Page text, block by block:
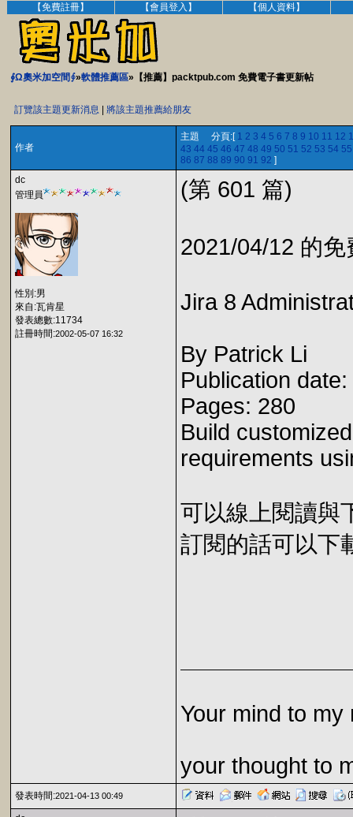
【免費註冊】 【會員登入】 【個人資料】
∮Ω奧米加空間∮»軟體推薦區»【推薦】packtpub.com 免費電子書更新帖
訂覽該主題更新消息 將該主題推薦給朋友
作者
主題 分頁:[ 1 2 3 4 5 6 7 8 9 10 11 12
43 44 45 46 47 48 49 50 51 52 53 54 55
86 87 88 89 90 91 92 ]
dc
管理員
性別:男
來自:瓦肯星
發表總數:11734
註冊時間:2002-05-07 16:32
(第 601 篇)
2021/04/12 的
Jira 8
By Patrick Li
Publication
Pages: 280
Build
requirements
可以線上閱讀與
訂閱的話可以下
Your mind to my
your thought to
發表時間:2021-04-13 00:49